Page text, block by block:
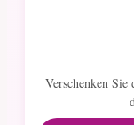
Verschenken Sie